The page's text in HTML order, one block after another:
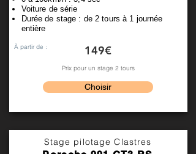
Voiture de série
Durée de stage : de 2 tours à 1 journée
entière
À partir de : 149€
Prix pour un stage 2 tours
Choisir
Stage pilotage Clastres